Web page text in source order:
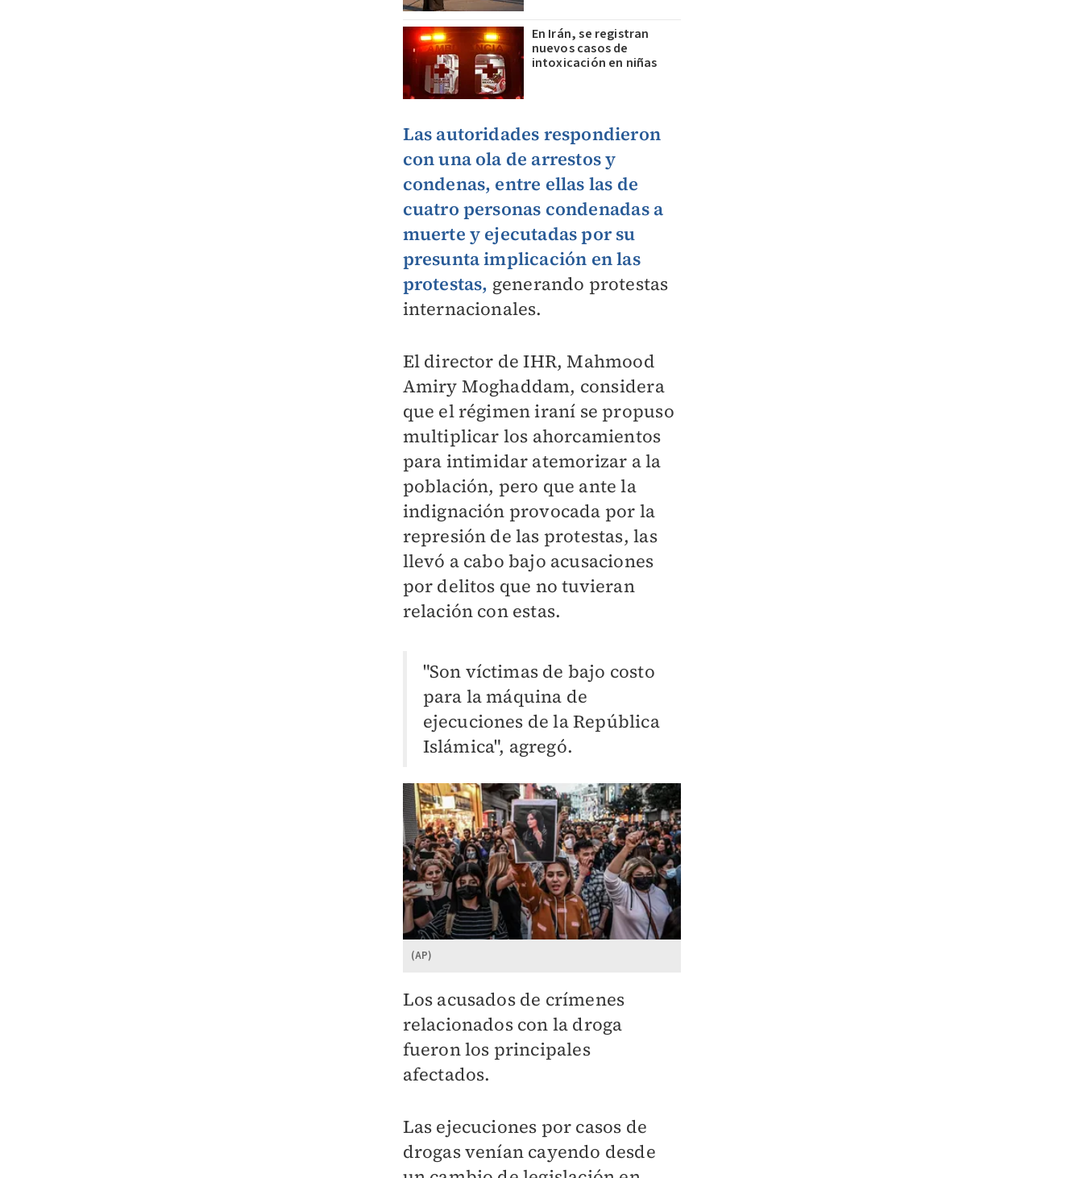
En Irán, se registran
nuevos casos de
intoxicación en niñas
Las autoridades respondieron
con una ola de arrestos y
condenas, entre ellas las de
cuatro personas condenadas a
muerte y ejecutadas por su
presunta implicación en las
protestas, generando protestas
internacionales.
El director de IHR, Mahmood
Amiry Moghaddam, considera
que el régimen iraní se propuso
multiplicar los ahorcamientos
para intimidar atemorizar a la
población, pero que ante la
indignación provocada por la
represión de las protestas, las
llevó a cabo bajo acusaciones
por delitos que no tuvieran
relación con estas.
"Son víctimas de bajo costo
para la máquina de
ejecuciones de la República
Islámica", agregó.
(AP)
Los acusados de crímenes
relacionados con la droga
fueron los principales
afectados.
Las ejecuciones por casos de
drogas venían cayendo desde